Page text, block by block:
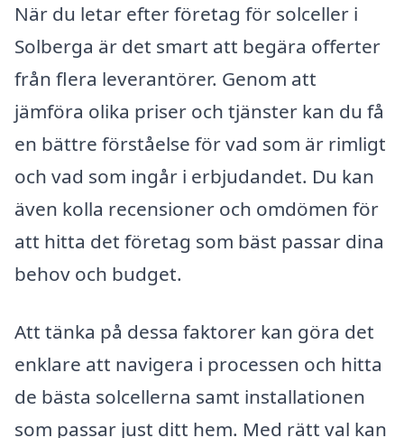
När du letar efter företag för solceller i
Solberga är det smart att begära offerter
från flera leverantörer. Genom att
jämföra olika priser och tjänster kan du få
en bättre förståelse för vad som är rimligt
och vad som ingår i erbjudandet. Du kan
även kolla recensioner och omdömen för
att hitta det företag som bäst passar dina
behov och budget.
Att tänka på dessa faktorer kan göra det
enklare att navigera i processen och hitta
de bästa solcellerna samt installationen
som passar just ditt hem. Med rätt val kan